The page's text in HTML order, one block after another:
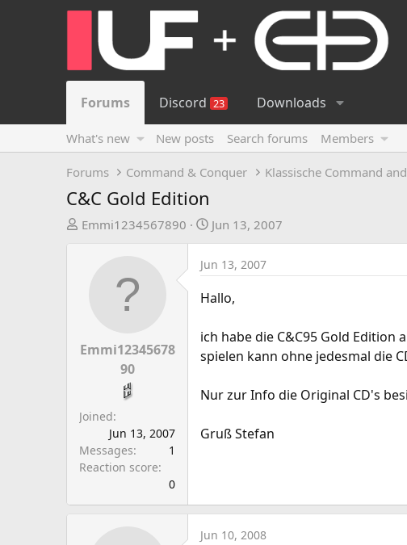
Forums Discord 23 Downloads
What's new New posts Search forums Members
Forums Command & Conquer Klassische Command
C&C Gold Edition
T
t
e
Emmi1234567890
S
t
a
r
t
a
e
Jun 13, 2007
Emmi12345678
90
Joined
Jun 13, 2007
Messages
1
Reaction score
0
Jun 13, 2007
Hallo,
ich habe die C&C95 Gold
spielen kann ohne jedesmal die
Nur zur Info die Original CD's
Gruß Stefan
Jun 10, 2008